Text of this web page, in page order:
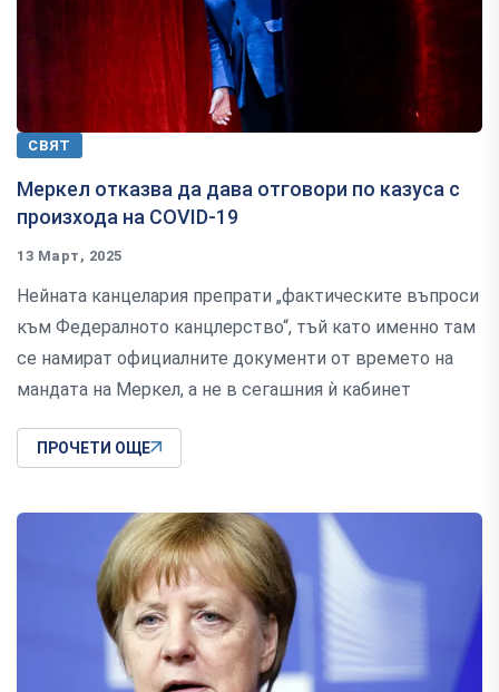
СВЯТ
Меркел отказва да дава отговори по казуса с
произхода на COVID-19
13 Март, 2025
Нейната канцелария препрати „фактическите въпроси
към Федералното канцлерство“, тъй като именно там
се намират официалните документи от времето на
мандата на Меркел, а не в сегашния ѝ кабинет
ПРОЧЕТИ ОЩЕ